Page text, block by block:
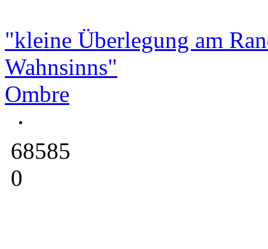
"kleine Überlegung am
Wahnsinns"
Ombre
68585
0